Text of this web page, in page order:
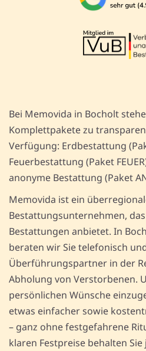
Bei Memovida in Bocholt
Komplettpakete zu
Verfügung: Erdbestattung
Feuerbestattung (Paket
anonyme Bestattung (Paket
Memovida ist ein
Bestattungsunternehmen,
Bestattungen anbietet. In
beraten wir Sie telefonisch
Überführungspartner in der
Abholung von Verstorbenen.
persönlichen Wünsche
etwas einfacher sowie
– ganz ohne festgefahrene
klaren Festpreise behalten